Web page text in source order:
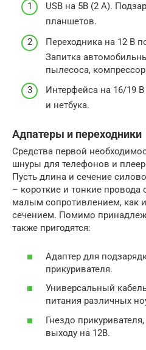
USB на 5В (2 А).
планшетов.
Переходника на 12 В
Запитка
пылесоса,
Интерфейса на 16/19
и нетбука.
Адпатеры и переходники
Средства первой
шнуры для телефонов и
Пусть длина и сечение
– короткие и тонкие
малым сопротивлением, как
сечением. Помимо
также пригодятся:
Адаптер для
прикуривателя.
Универсальный
питания различных
Гнездо
выходу на 12В.